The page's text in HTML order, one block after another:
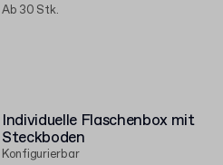
Ab 30 Stk.
Individuelle Flaschenbox mit
Steckboden
Konfigurierbar